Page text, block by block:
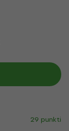
29 punkti